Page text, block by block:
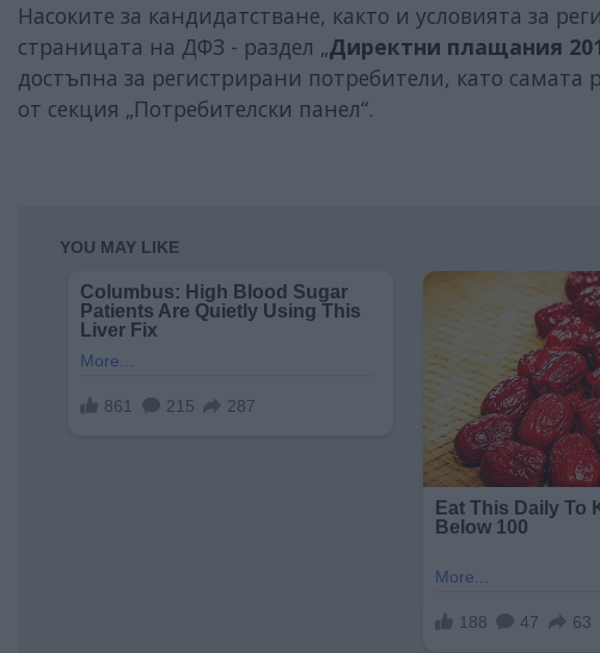
Насоките за кандидатстване, както и условията за
страницата на ДФЗ - раздел „Директни плащания
достъпна за регистрирани потребители, като самата
от секция „Потребителски панел“.